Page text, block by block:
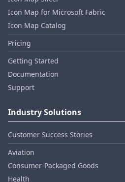
Icon Map for Microsoft Fabric
Icon Map Catalog
Pricing
Getting Started
Documentation
Support
Industry Solutions
Customer Success Stories
Aviation
Consumer‑Packaged Goods
Health